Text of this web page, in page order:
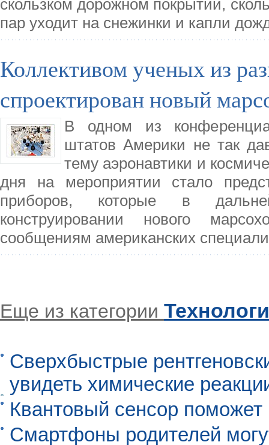
скользком дорожном покрытии,
пар уходит на снежинки и капли
Коллективом ученых из
спроектирован новый
В одном из
штатов Америки не так
тему аэронавтики и
дня на мероприятии стало
приборов, которые в
конструировании нового
сообщениям американских
Еще из категории
Сверхбыстрые
увидеть химические
Квантовый сенсор
Смартфоны родителей